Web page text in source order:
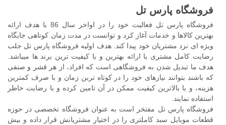
فروشگاه پارس تل
فروشگاه پارس تل فعالیت خود را در اواخر سال 86 با هدف ارائه
بهترین کالاها و خدمات آغاز کرد و توانست در مدت زمان کوتاهی جایگاه
ویژه ای نزد مشتریان خود پیدا کند. هدف اولیه فروشگاه پارس تل جلب
رضایت کامل مشتری با ارائه بهترین و با کیفیت ترین برند ها میباشد.
هدف ما تبدیل شدن به فروشگاهی است که افراد، از هر قشر و صنفی
که باشند بتوانند نیازهای خود را در کوتاه ترین زمان و با صرف کمترین
هزینه، و با بالاترین کیفیت ممکن در آن تامین کرده و با رضایت خاطر
استفاده نمایند.
فروشگاه پارس تل مفتخر است به عنوان فروشگاه تخصصی در حوزه
قطعات موبایل سبد کاملتری را در اختیار مشتریانش قرار داده و بیش